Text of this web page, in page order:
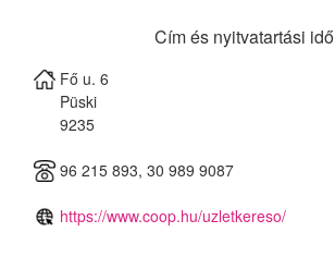
Cím és nyitvatartási idő
Fő u. 6
Püski
9235
96 215 893, 30 989 9087
https://www.coop.hu/uzletkereso/